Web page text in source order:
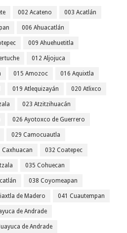
002 Acateno 003 Acatlán
006 Ahuacatlán
009 Ahuehuetitla
012 Aljojuca
015 Amozoc 016 Aquixtla
019 Atlequizayán 020 Atlixco
023 Atzitzihuacán
026 Ayotoxco de Guerrero
029 Camocuautla
Caxhuacan 032 Coatepec
035 Cohuecan
038 Coyomeapan
de Madero 041 Cuautempan
de Andrade
de Andrade